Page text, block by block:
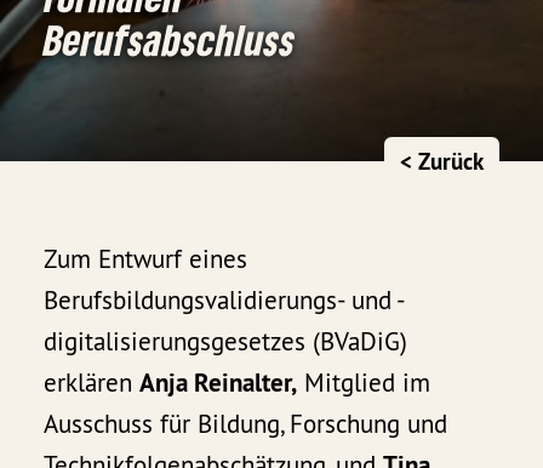
Berufsabschluss
< Zurück
Zum Entwurf eines
Berufsbildungsvalidierungs- und -
digitalisierungsgesetzes (BVaDiG)
erklärenAnja Reinalter, Mitglied im
Ausschuss für Bildung, Forschung und